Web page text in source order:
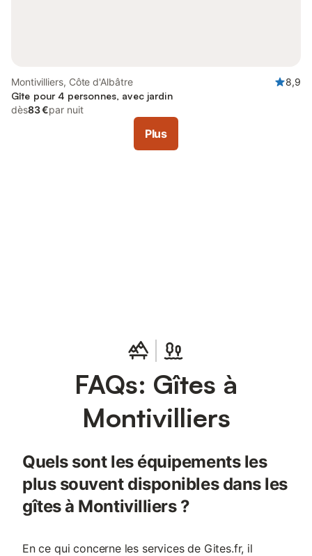
Montivilliers, Côte d'Albâtre
8,9
Gîte pour 4 personnes, avec jardin
dès83 €par nuit
Plus
FAQs: Gîtes à
Montivilliers
Quels sont les équipements les
plus souvent disponibles dans les
gîtes à Montivilliers ?
En ce qui concerne les services de Gites.fr, il